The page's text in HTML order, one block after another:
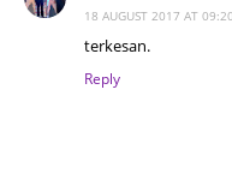
18 AUGUST 2017 AT 09:20
terkesan.
Reply